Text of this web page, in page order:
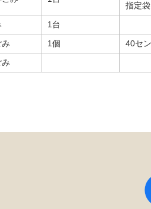
指定
1台
1個
40セ